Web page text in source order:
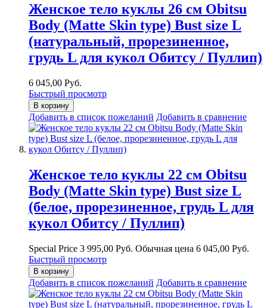
Женское тело куклы 26 см Obitsu
Body (Matte Skin type) Bust size L
(натуральный, прорезиненное,
грудь L для кукол Обитсу / Пуллип)
6 045,00 Руб.
Быстрый просмотр
В корзину
Добавить в список пожеланий Добавить в сравнение
Женское тело куклы 22 см Obitsu
Body (Matte Skin type) Bust size L
(белое, прорезиненное, грудь L для
кукол Обитсу / Пуллип)
Special Price 3 995,00 Руб. Обычная цена 6 045,00 Руб.
Быстрый просмотр
В корзину
Добавить в список пожеланий Добавить в сравнение